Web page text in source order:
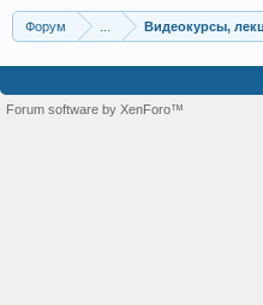
Форум Видеокурсы,
Forum software by XenForo™